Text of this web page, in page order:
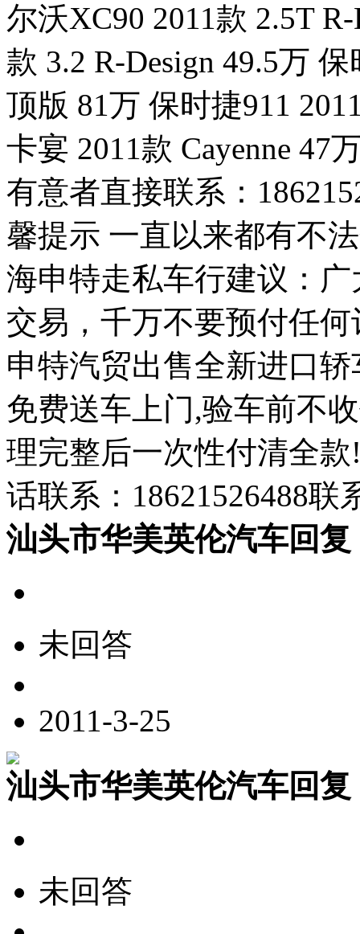
尔沃XC90 2011款 2.5T
款 3.2 R-Design 49.5万
顶版 81万 保时捷911
卡宴 2011款 Cayenne 47
有意者直接联系：
馨提示 一直以来都有不
海申特走私车行建议：
交易，千万不要预付任
申特汽贸出售全新进口
免费送车上门,验车前不
理完整后一次性付清全
话联系：18621526488联
汕头市华美英伦汽车回复
未回答
2011-3-25
汕头市华美英伦汽车回复
未回答